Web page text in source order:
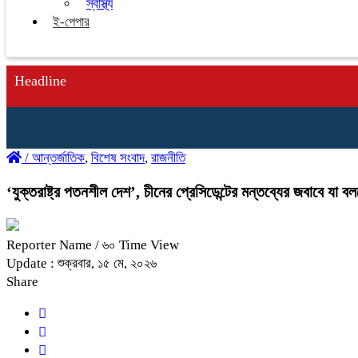
স্বাস্থ্য
ই-পেপার
Headline
/ আন্তর্জাতিক, বিশেষ সংবাদ, রাজনীতি
‘যুক্তরাষ্ট্র পতনশীল দেশ’, চীনের প্রেসিডেন্টের মন্তব্যের জবাবে যা
Reporter Name / ৬০ Time View
Update : শুক্রবার, ১৫ মে, ২০২৬
Share